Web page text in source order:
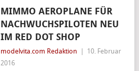
MIMMO AEROPLANE FÜR
NACHWUCHSPILOTEN NEU
IM RED DOT SHOP
modelvita.com Redaktion
10. Februar
2016